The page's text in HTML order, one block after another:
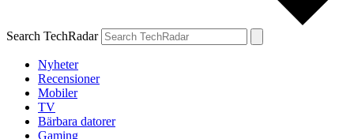
Search TechRadar
Nyheter
Recensioner
Mobiler
TV
Bärbara datorer
Gaming